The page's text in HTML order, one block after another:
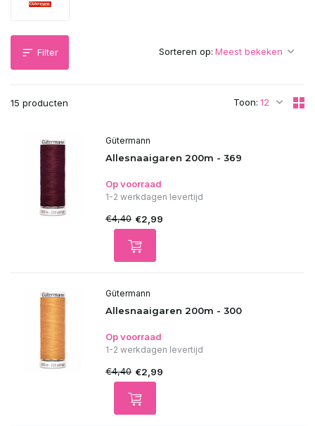
Filter
15 producten Toon:
Sorteren op:
Gütermann
Allesnaaigaren 200m - 369
Op voorraad
1-2 werkdagen levertijd
€4,40 €2,99
Gütermann
Allesnaaigaren 200m - 300
Op voorraad
1-2 werkdagen levertijd
€4,40 €2,99